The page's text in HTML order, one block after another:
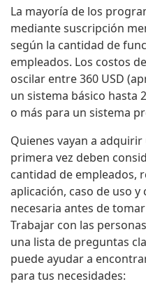
La mayoría de los
mediante suscripción
según la cantidad de
empleados. Los costos
oscilar entre 360 USD
un sistema básico hasta
o más para un sistema
Quienes vayan a
primera vez deben
cantidad de empleados,
aplicación, caso de uso
necesaria antes de
Trabajar con las
una lista de preguntas
puede ayudar a
para tus necesidades: